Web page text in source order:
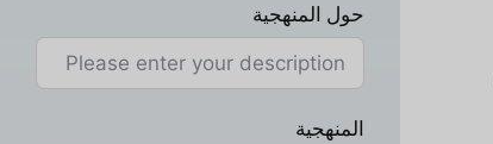
حول المنهجية
المنهجية